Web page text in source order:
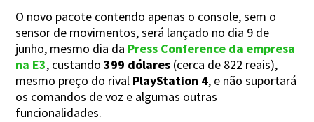
O novo pacote contendo apenas o console, sem o
sensor de movimentos, será lançado no dia 9 de
junho, mesmo dia da Press Conference da empresa
na E3, custando399 dólares (cerca de 822 reais),
mesmo preço do rival PlayStation 4, e não suportará
os comandos de voz e algumas outras
funcionalidades.